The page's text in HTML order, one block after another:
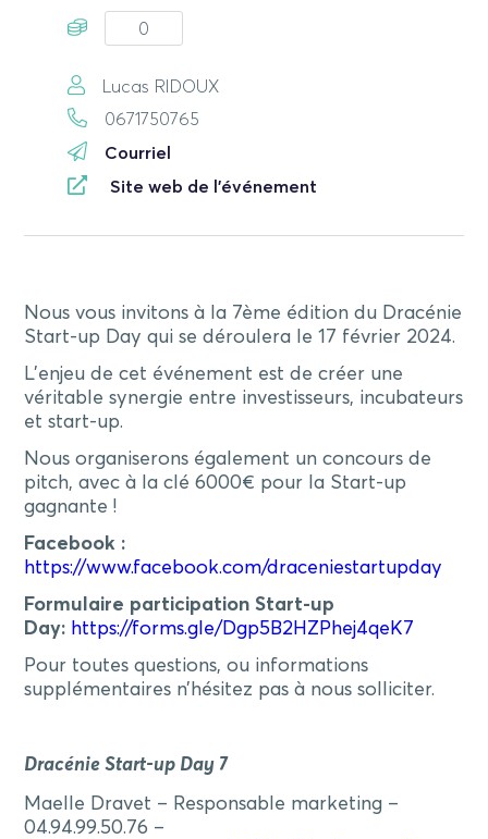
0
Lucas RIDOUX
0671750765
Courriel
Site web de l'événement
Nous vous invitons à la 7ème édition du Dracénie
Start-up Day qui se déroulera le 17 février 2024.
L’enjeu de cet événement est de créer une
véritable synergie entre investisseurs, incubateurs
et start-up.
Nous organiserons également un concours de
pitch, avec à la clé 6000€ pour la Start-up
gagnante !
Facebook :
https://www.facebook.com/draceniestartupday
Formulaire participation Start-up
Day: https://forms.gle/Dgp5B2HZPhej4qeK7
Pour toutes questions, ou informations
supplémentaires n’hésitez pas à nous solliciter.
Dracénie Start-up Day 7
Maelle Dravet – Responsable marketing –
04.94.99.50.76 –